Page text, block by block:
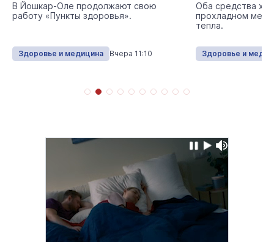
В Йошкар-Оле продолжают свою
работу «Пункты здоровья».
Здоровье и медицина Вчера 11:10
Оба средства
прохладном
тепла.
Здоровье и